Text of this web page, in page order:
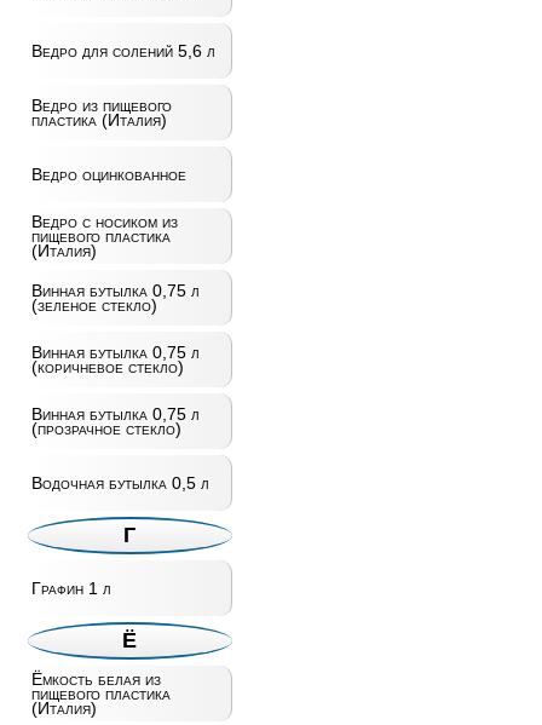
Ведро для солений 5,6 л
Ведро из пищевого
пластика (Италия)
Ведро оцинкованное
Ведро с носиком из
пищевого пластика
(Италия)
Винная бутылка 0,75 л
(зеленое стекло)
Винная бутылка 0,75 л
(коричневое стекло)
Винная бутылка 0,75 л
(прозрачное стекло)
Водочная бутылка 0,5 л
Г
Графин 1 л
Ё
Ёмкость белая из
пищевого пластика
(Италия)